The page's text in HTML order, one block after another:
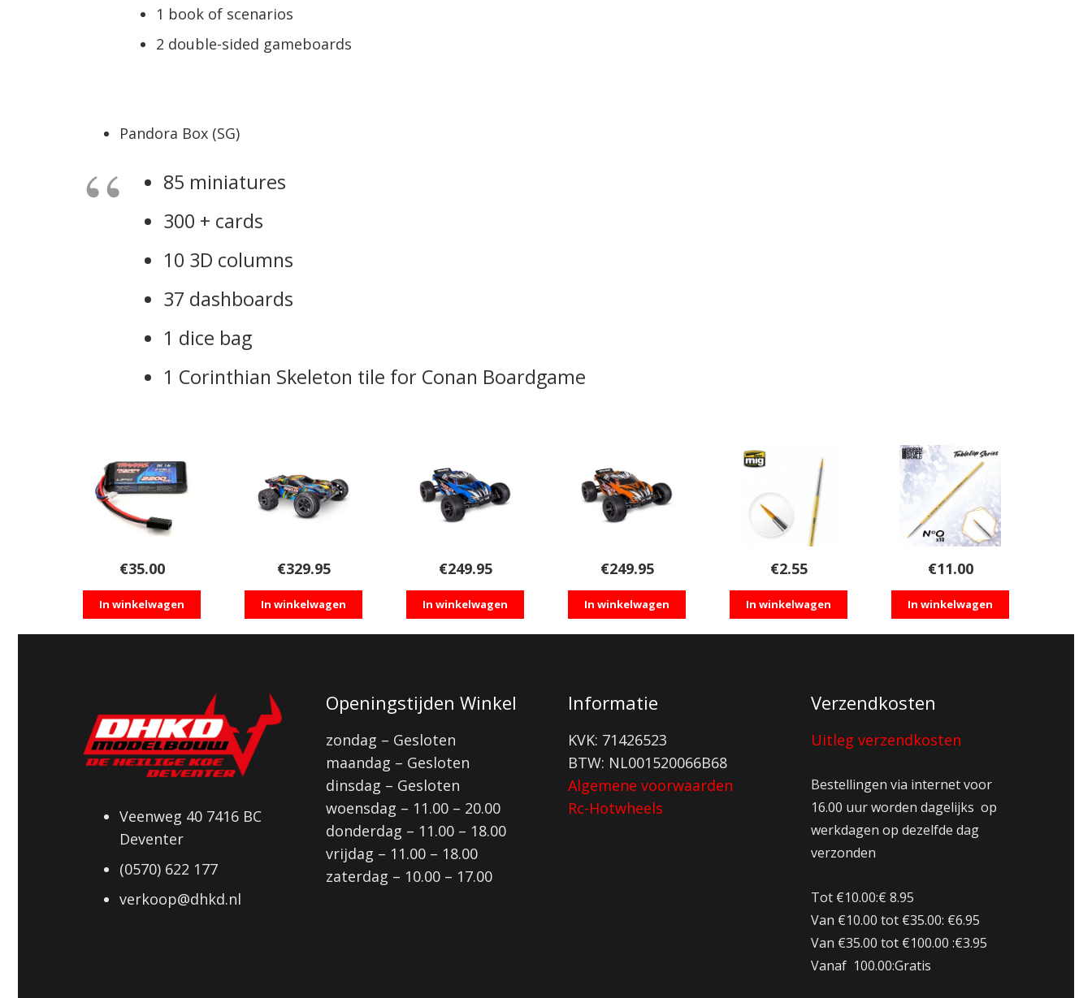
1 book of scenarios
2 double-sided gameboards
Pandora Box (SG)
85 miniatures
300 + cards
10 3D columns
37 dashboards
1 dice bag
1 Corinthian Skeleton tile for Conan Boardgame
€35.00
In winkelwagen
€329.95
In winkelwagen
€249.95
In winkelwagen
€249.95
In winkelwagen
€2.55
In winkelwagen
€11.00
In winkelwagen
Veenweg 40 7416 BC
Deventer
(0570) 622 177
verkoop@dhkd.nl
Openingstijden Winkel
zondag – Gesloten
maandag – Gesloten
dinsdag – Gesloten
woensdag – 11.00 – 20.00
donderdag – 11.00 – 18.00
vrijdag – 11.00 – 18.00
zaterdag – 10.00 – 17.00
Informatie
KVK: 71426523
BTW: NL001520066B68
Algemene voorwaarden
Rc-Hotwheels
Verzendkosten
Uitleg verzendkosten
Bestellingen via internet voor
16.00 uur worden dagelijks op
werkdagen op dezelfde dag
verzonden
Tot €10.00:€ 8.95
Van €10.00 tot €35.00: €6.95
Van €35.00 tot €100.00 :€3.95
Vanaf 100.00:Gratis